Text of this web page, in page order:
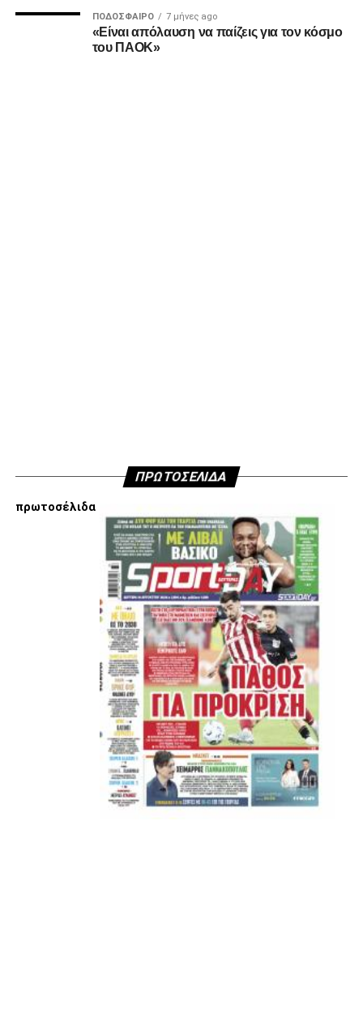
Ατρόμητο και Λεβαδειακό.
Τσάλοφ (62’ Σαμάτα).
ADVERTISEMENT
Facebook
Twitter
EmailPinterest
WhatsApp
LinkedIn
Telegram
ΠΟΔΌΣΦΑΙΡΟ 7 μήνες ago
«Είναι απόλαυση να παίζεις για τον κόσμο
του ΠΑΟΚ»
ΠΡΩΤΟΣΕΛΙΔΑ
πρωτοσέλιδα